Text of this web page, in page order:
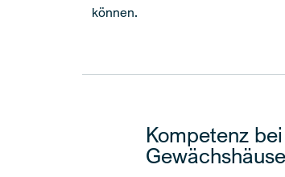
können.
Kompetenz